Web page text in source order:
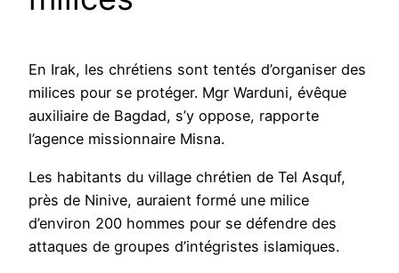
En Irak, les chrétiens sont tentés d’organiser des
milices pour se protéger. Mgr Warduni, évêque
auxiliaire de Bagdad, s’y oppose, rapporte
l’agence missionnaire Misna.
Les habitants du village chrétien de Tel Asquf,
près de Ninive, auraient formé une milice
d’environ 200 hommes pour se défendre des
attaques de groupes d’intégristes islamiques.